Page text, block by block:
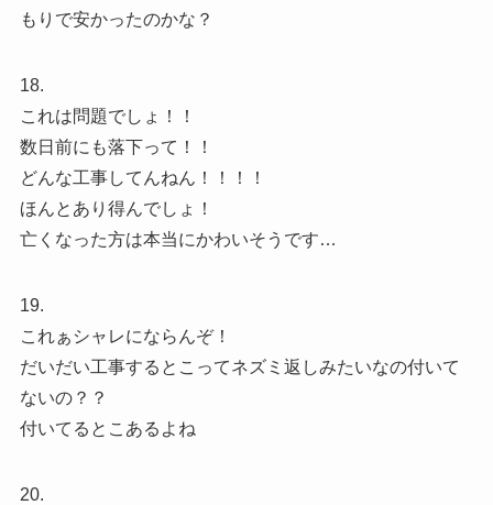
もりで安かったのかな？
18.
これは問題でしょ！！
数日前にも落下って！！
どんな工事してんねん！！！！
ほんとあり得んでしょ！
亡くなった方は本当にかわいそうです…
19.
これぁシャレにならんぞ！
だいだい工事するとこってネズミ返しみたいなの付いて
ないの？？
付いてるとこあるよね
20.